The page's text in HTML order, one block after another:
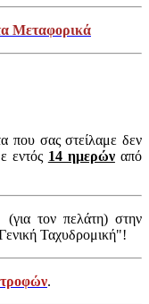
Μεταφορικά
που σας στείλαμε δεν
εντός 14 ημερώναπό
(για τον πελάτη) στην
Ταχυδρομική"!
.